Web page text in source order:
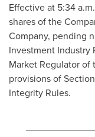
Effective at 5:34
shares of the
Company, pending
Investment Industry
Market Regulator of
provisions of
Integrity Rules.